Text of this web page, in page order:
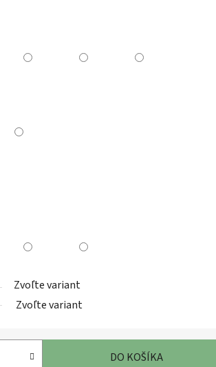
Zvoľte variant
Zvoľte variant
DO KOŠÍKA